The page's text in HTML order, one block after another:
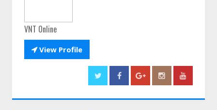
VNT Online
View Profile